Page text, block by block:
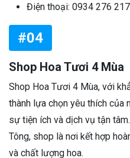
Điện thoại: 0934 276 217
#04
Shop Hoa Tươi 4 Mùa
Shop Hoa Tươi 4 Mùa, với
thành lựa chọn yêu thích của
sự tiện ích và dịch vụ tận
Tông, shop là nơi kết hợp
và chất lượng hoa.